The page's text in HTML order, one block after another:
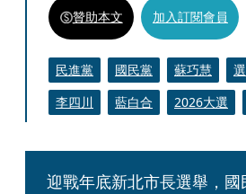
贊助本文 加入訂閱會員
民進黨 國民黨 蘇巧慧
李四川
藍白合 2026大選
迎戰年底新北市長選舉，